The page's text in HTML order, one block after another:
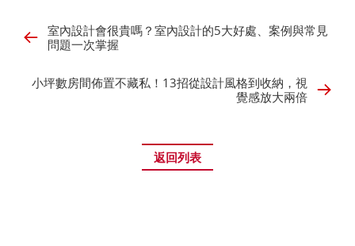
室內設計會很貴嗎？室內設計的5大好處、案例與常見
問題一次掌握
小坪數房間佈置不藏私！13招從設計風格到收納，視
覺感放大兩倍
返回列表